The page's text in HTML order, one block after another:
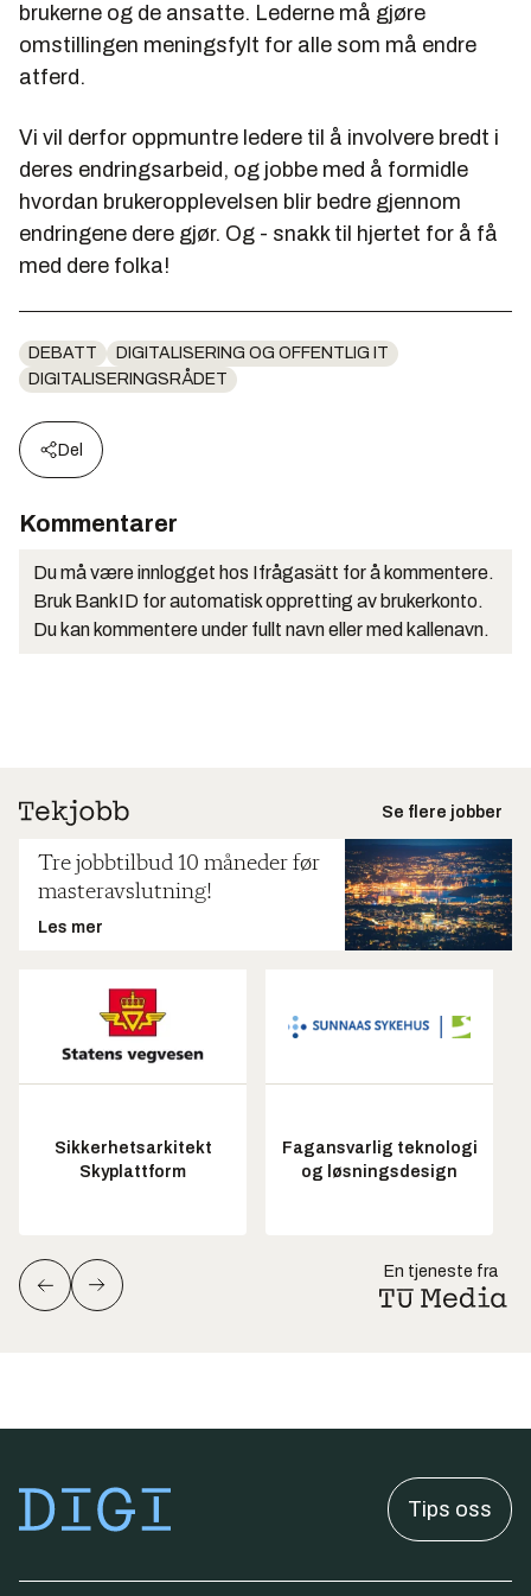
brukerne og de ansatte. Lederne må gjøre
omstillingen meningsfylt for alle som må endre
atferd.
Vi vil derfor oppmuntre ledere til å involvere bredt i
deres endringsarbeid, og jobbe med å formidle
hvordan brukeropplevelsen blir bedre gjennom
endringene dere gjør. Og - snakk til hjertet for å få
med dere folka!
DEBATT
DIGITALISERING OG OFFENTLIG IT
DIGITALISERINGSRÅDET
Del
Kommentarer
Du må være innlogget hos Ifrågasätt for å kommentere.
Bruk BankID for automatisk oppretting av brukerkonto.
Du kan kommentere under fullt navn eller med kallenavn.
Se flere jobber
Tre jobbtilbud 10 måneder før
masteravslutning!
Les mer
Sikkerhetsarkitekt
Skyplattform
Fagansvarlig teknologi
og løsningsdesign
En tjeneste fra
Tips oss